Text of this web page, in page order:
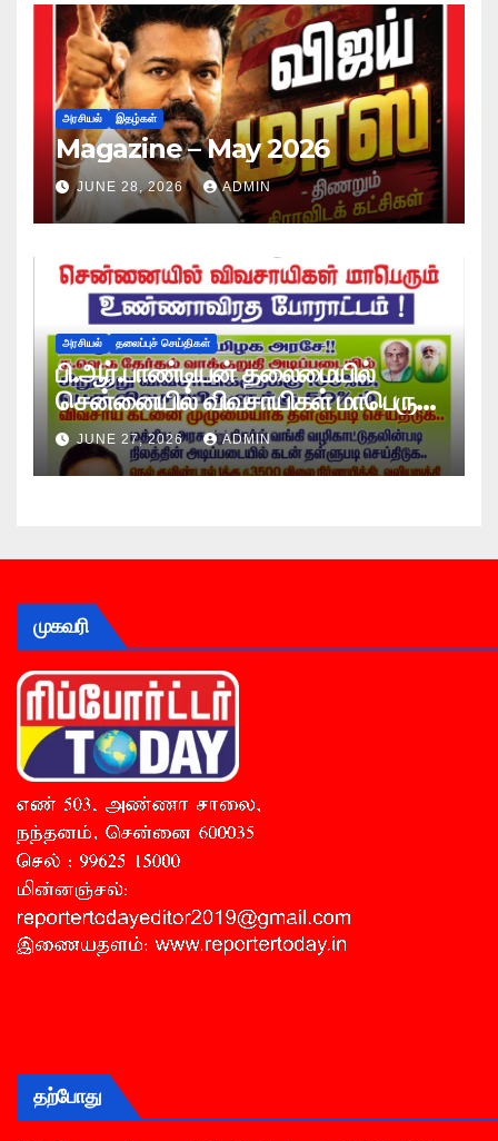
அரசியல் இதழ்கள்
Magazine – May 2026
JUNE 28, 2026 ADMIN
அரசியல் தலைப்புச் செய்திகள்
பி.ஆர்.பாண்டியன் தலைமையில்
சென்னையில் விவசாயிகள் மாபெரும்
உண்ணாவிரத போராட்டம் !
JUNE 27, 2026 ADMIN
முகவரி
தற்போது